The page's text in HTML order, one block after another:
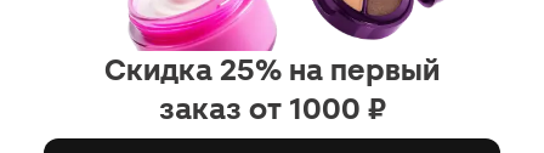
Скидка 25% на первый
заказ от 1000 ₽